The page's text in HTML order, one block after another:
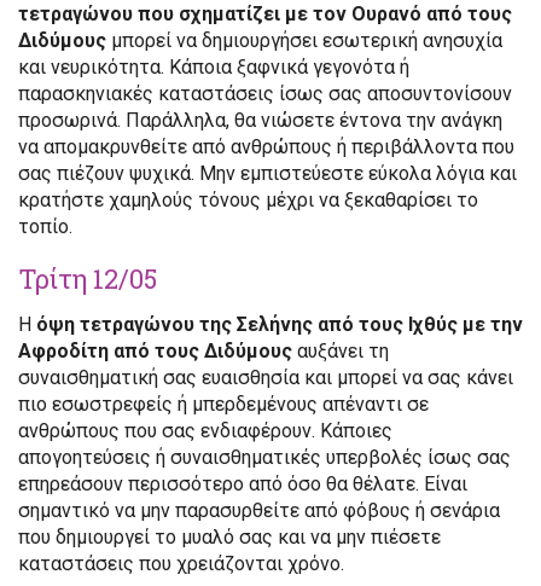
τετραγώνου που σχηματίζει με τον Ουρανό από τους
Διδύμους μπορεί να δημιουργήσει εσωτερική ανησυχία
και νευρικότητα. Κάποια ξαφνικά γεγονότα ή
παρασκηνιακές καταστάσεις ίσως σας αποσυντονίσουν
προσωρινά. Παράλληλα, θα νιώσετε έντονα την ανάγκη
να απομακρυνθείτε από ανθρώπους ή περιβάλλοντα που
σας πιέζουν ψυχικά. Μην εμπιστεύεστε εύκολα λόγια και
κρατήστε χαμηλούς τόνους μέχρι να ξεκαθαρίσει το
τοπίο.
Τρίτη 12/05
Η όψη τετραγώνου της Σελήνης από τους Ιχθύς με την
Αφροδίτη από τους Διδύμους αυξάνει τη
συναισθηματική σας ευαισθησία και μπορεί να σας κάνει
πιο εσωστρεφείς ή μπερδεμένους απέναντι σε
ανθρώπους που σας ενδιαφέρουν. Κάποιες
απογοητεύσεις ή συναισθηματικές υπερβολές ίσως σας
επηρεάσουν περισσότερο από όσο θα θέλατε. Είναι
σημαντικό να μην παρασυρθείτε από φόβους ή σενάρια
που δημιουργεί το μυαλό σας και να μην πιέσετε
καταστάσεις που χρειάζονται χρόνο.